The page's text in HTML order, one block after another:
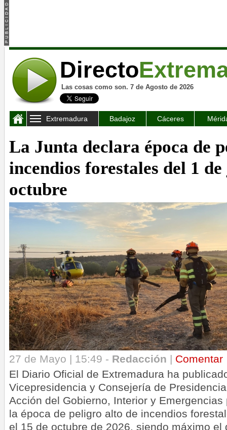
Directo
Las cosas como son. 7 de Agosto de 2026
Extremadura Badajoz Cáceres
La Junta declara época de
incendios forestales del 1
octubre
27 de Mayo | 15:49 - Redacción | Comentar
El Diario Oficial de Extremadura ha
Vicepresidencia y Consejería de
Acción del Gobierno, Interior y
la época de peligro alto de incendios
el 15 de octubre de 2026, siendo máximo el